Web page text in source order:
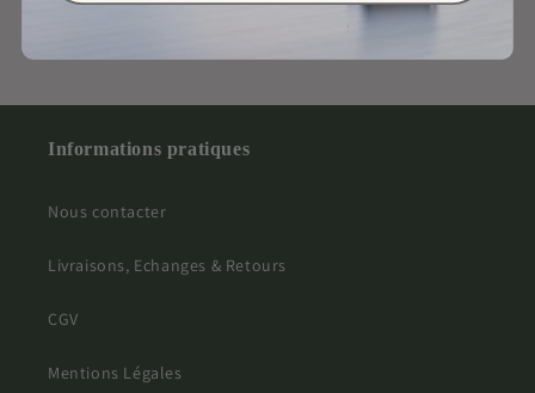
Informations pratiques
Nous contacter
Livraisons, Echanges & Retours
CGV
Mentions Légales